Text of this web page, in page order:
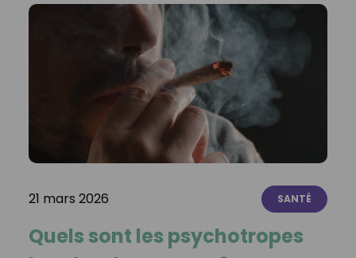
21 mars 2026 SANTÉ
Quels sont les psychotropes